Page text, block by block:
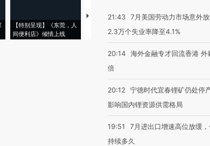
【特别呈现】《东莞，人
间便利店》倾情上线
【推广】走进第四届链博
有意思的生活方式
21:43
7月美国劳动力市场意外
2.3万个失业率降至4.1%
20:14 海外金融专才回流香港 外
倍
20:12 宁德时代宜春锂矿仍处停
影响国内锂资源供需格局
19:51
7月进出口增速高位放缓
持续多久